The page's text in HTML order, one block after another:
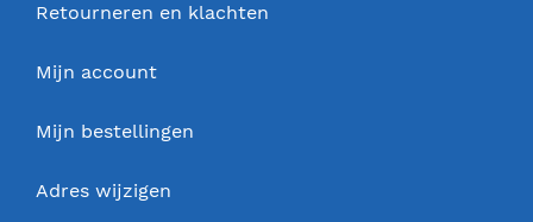
Retourneren en klachten
Mijn account
Mijn bestellingen
Adres wijzigen